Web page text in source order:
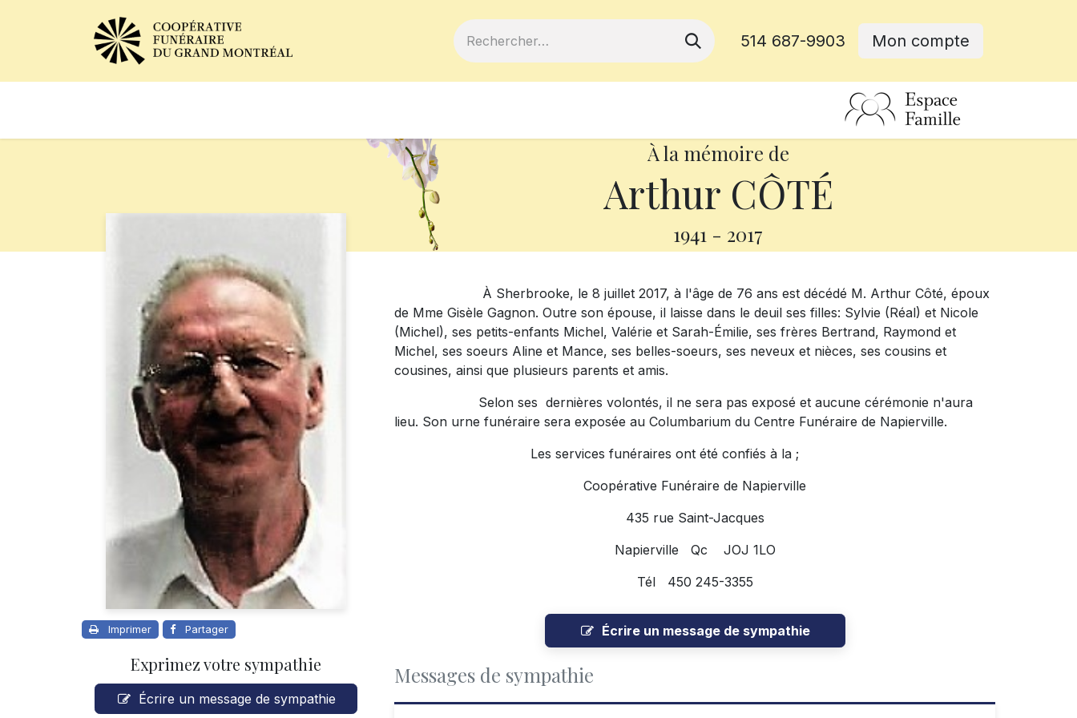
514 687-9903 Mon compte
À la mémoire de
Arthur CÔTÉ
1941 - 2017
Imprimer Partager
Exprimez votre sympathie
Écrire un message de sympathie
À Sherbrooke, le 8 juillet 2017, à l'âge de 76 ans est décédé M. Arthur Côté, époux
de Mme Gisèle Gagnon. Outre son épouse, il laisse dans le deuil ses filles: Sylvie (Réal) et Nicole
(Michel), ses petits-enfants Michel, Valérie et Sarah-Émilie, ses frères Bertrand, Raymond et
Michel, ses soeurs Aline et Mance, ses belles-soeurs, ses neveux et nièces, ses cousins et
cousines, ainsi que plusieurs parents et amis.
Selon ses dernières volontés, il ne sera pas exposé et aucune cérémonie n'aura
lieu. Son urne funéraire sera exposée au Columbarium du Centre Funéraire de Napierville.
Les services funéraires ont été confiés à la ;
Coopérative Funéraire de Napierville
435 rue Saint-Jacques
Napierville Qc JOJ 1LO
Tél 450 245-3355
Écrire un message de sympathie
Messages de sympathie